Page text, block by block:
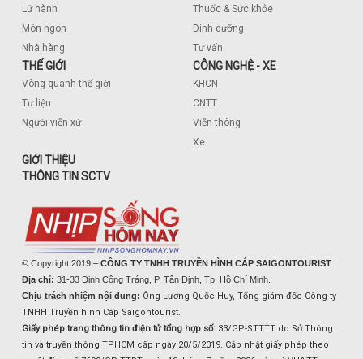
Lữ hành
Món ngon
Nhà hàng
Thuốc & Sức khỏe
Dinh dưỡng
Tư vấn
THẾ GIỚI
Vòng quanh thế giới
Tư liệu
Người viễn xứ
CÔNG NGHỆ - XE
KHCN
CNTT
Viễn thông
Xe
GIỚI THIỆU
THÔNG TIN SCTV
© Copyright 2019 – CÔNG TY TNHH TRUYỀN HÌNH CÁP SAIGONTOURIST
Địa chỉ: 31-33 Đinh Công Tráng, P. Tân Định, Tp. Hồ Chí Minh.
Chịu trách nhiệm nội dung: Ông Lương Quốc Huy, Tổng giám đốc Công ty
TNHH Truyền hình Cáp Saigontourist.
Giấy phép trang thông tin điện tử tổng hợp số: 33/GP-STTTT do Sở Thông
tin và truyền thông TPHCM cấp ngày 20/5/2019. Cập nhật giấy phép theo